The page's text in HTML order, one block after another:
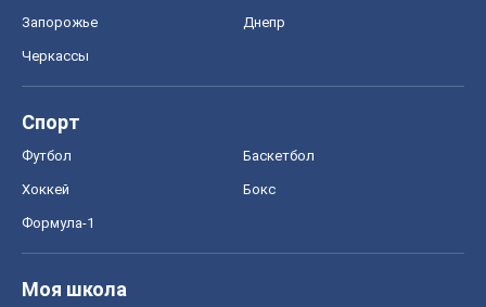
Запорожье Днепр
Черкассы
Спорт
Футбол Баскетбол
Хоккей Бокс
Формула-1
Моя школа